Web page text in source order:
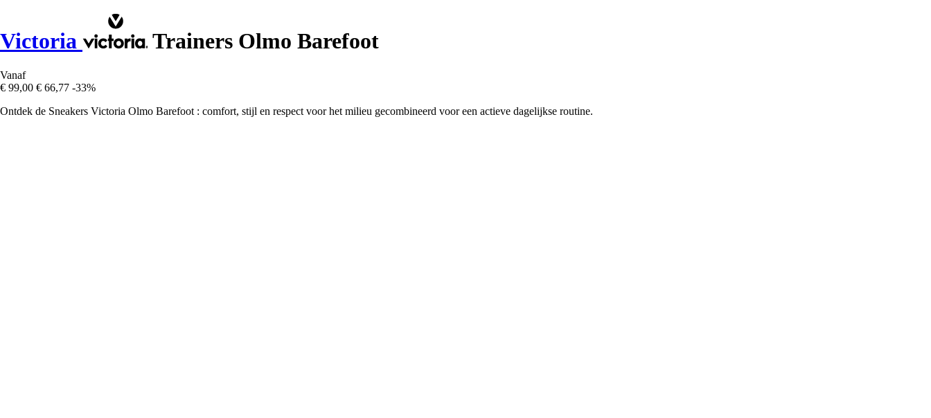
Victoria Trainers Olmo Barefoot
Vanaf
€ 99,00 € 66,77 -33%
Ontdek de Sneakers Victoria Olmo Barefoot : comfort, stijl en respect voor het milieu gecombineerd voor een actieve dagelijkse routine.